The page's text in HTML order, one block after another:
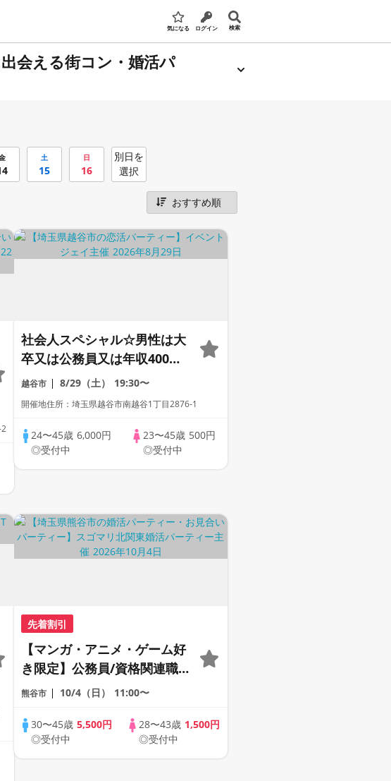
気になる ログイン 検索
会える街コン・婚活パ
土
15
日
16
別日を
選択
社会人スペシャル☆男性は大
卒又は公務員又は年収400万
以上又は1人参加！
越谷市 8/29（土） 19:30〜
開催地住所：埼玉県越谷市南越谷1丁目2876-1
24〜45歳6,000円
◎受付中
23〜45歳 500円
◎受付中
先着割引
【マンガ・アニメ・ゲーム好
き限定】公務員/資格関連職/
大卒/大手企業/年収500万以
熊谷市 10/4（日） 11:00〜
30〜45歳 5,500円
◎受付中
28〜43歳 1,500円
◎受付中